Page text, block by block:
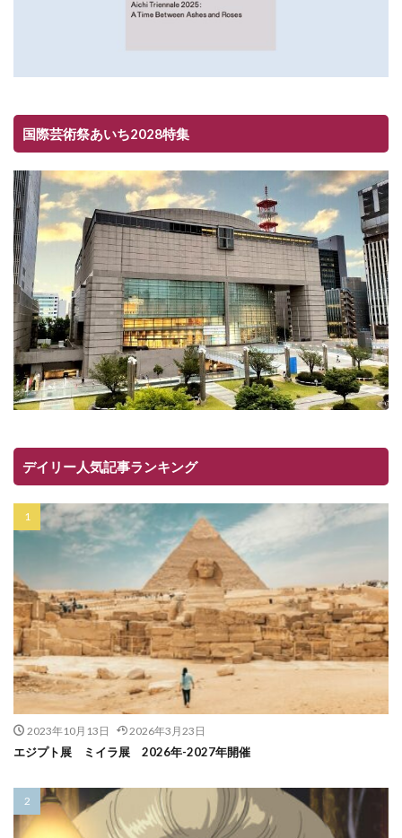
国際芸術祭あいち2028特集
デイリー人気記事ランキング
2023年10月13日 2026年3月23日
エジプト展 ミイラ展 2026年-2027年開催